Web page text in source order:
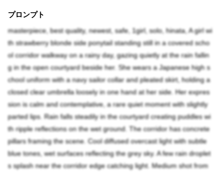
プロンプト
masterpiece, best quality, newest, safe, 1girl, solo, hinata, A girl wi
th strawberry blonde side ponytail standing still in a covered scho
ol corridor walkway on a rainy day, gazing quietly at the rain fallin
g in the open courtyard beside her. She wears a Japanese high s
chool uniform with a navy sailor collar and pleated skirt, holding a
closed clear umbrella loosely in one hand at her side. Her expres
sion is calm and contemplative, a rare quiet moment with slightly
parted lips. Rain falls steadily in the courtyard creating puddles wi
th ripple reflections on the wet ground. The corridor has concrete
pillars framing the scene. Cool diffused overcast light with subtle
blue tones, wet surfaces reflecting the grey sky. A few rain droplet
s splash near the corridor edge catching light. Medium shot from